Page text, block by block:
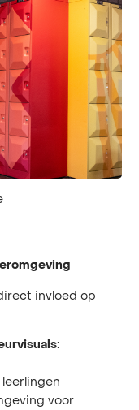
invloed op
:
voor